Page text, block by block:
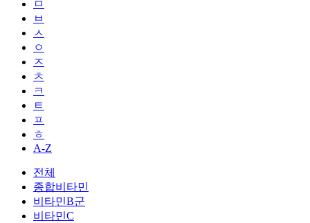
ㅁ
ㅂ
ㅅ
ㅇ
ㅈ
ㅊ
ㅋ
ㅌ
ㅍ
ㅎ
A-Z
전체
종합비타민
비타민B군
비타민C